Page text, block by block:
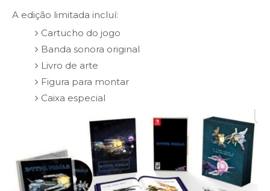
A edição limitada incluí:
Cartucho do jogo
Banda sonora original
Livro de arte
Figura para montar
Caixa especial